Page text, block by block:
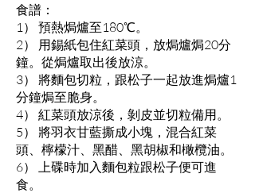
食譜：
1） 預熱焗爐至180℃。
2） 用錫紙包住紅菜頭，放焗爐焗20分
鐘。從焗爐取出後放涼。
3） 將麵包切粒，跟松子一起放進焗爐1
分鐘焗至脆身。
4） 紅菜頭放涼後，剝皮並切粒備用。
5） 將羽衣甘藍撕成小塊，混合紅菜
頭、檸檬汁、黑醋、黑胡椒和橄欖油。
6） 上碟時加入麵包粒跟松子便可進
食。